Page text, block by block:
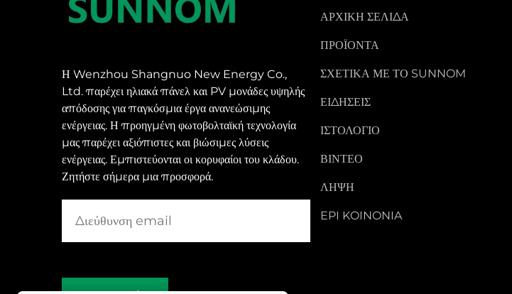
Η Wenzhou Shangnuo New Energy Co.,
Ltd. παρέχει ηλιακά πάνελ και PV μονάδες υψηλής
απόδοσης για παγκόσμια έργα ανανεώσιμης
ενέργειας. Η προηγμένη φωτοβολταϊκή τεχνολογία
μας παρέχει αξιόπιστες και βιώσιμες λύσεις
ενέργειας. Εμπιστεύονται οι κορυφαίοι του κλάδου.
Ζητήστε σήμερα μια προσφορά.
ΑΡΧΙΚΉ ΣΕΛΊΔΑ
ΠΡΟΪΌΝΤΑ
ΣΧΕΤΙΚΆ ΜΕ ΤΟ SUNNOM
ΕΙΔΉΣΕΙΣ
ΙΣΤΟΛΌΓΙΟ
ΒΊΝΤΕΟ
ΛΉΨΗ
EPI KOINONIA